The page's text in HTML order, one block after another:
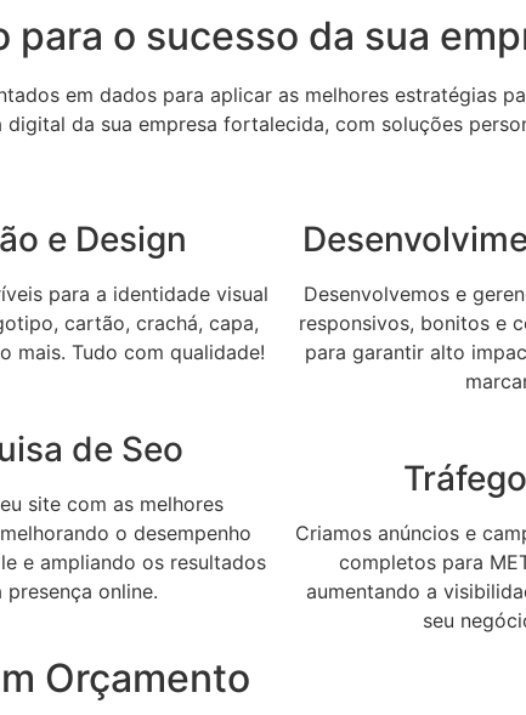
para o sucesso da sua
em dados para aplicar as melhores estratégias
digital da sua empresa fortalecida, com soluções
e Design
para a identidade visual
cartão, crachá, capa,
mais. Tudo com qualidade!
de Seo
site com as melhores
o desempenho
e ampliando os resultados
presença online.
Desenvolvemos e
responsivos, bonitos e
para garantir alto
Criamos anúncios e
completos para
aumentando a
seu
Orçamento